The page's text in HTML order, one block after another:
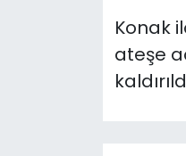
Konak
ateşe